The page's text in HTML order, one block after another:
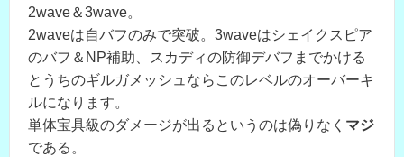
2wave＆3wave。
2waveは自バフのみで突破。3waveはシェイクスピア
のバフ＆NP補助、スカディの防御デバフまでかける
とうちのギルガメッシュならこのレベルのオーバーキ
ルになります。
単体宝具級のダメージが出るというのは偽りなく マジ
である。